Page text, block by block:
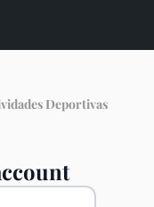
Deportivas